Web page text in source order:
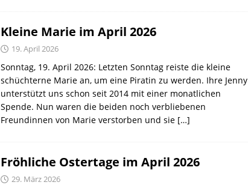
Kleine Marie im April 2026
19. April 2026
Sonntag, 19. April 2026: Letzten Sonntag reiste die kleine
schüchterne Marie an, um eine Piratin zu werden. Ihre Jenny
unterstützt uns schon seit 2014 mit einer monatlichen
Spende. Nun waren die beiden noch verbliebenen
Freundinnen von Marie verstorben und sie […]
Fröhliche Ostertage im April 2026
29. März 2026